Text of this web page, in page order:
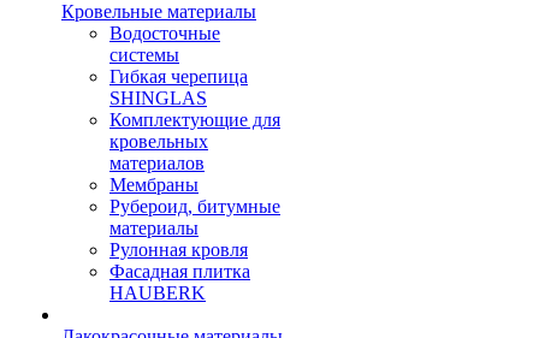
Кровельные материалы
Водосточные
системы
Гибкая черепица
SHINGLAS
Комплектующие для
кровельных
материалов
Мембраны
Рубероид, битумные
материалы
Рулонная кровля
Фасадная плитка
HAUBERK